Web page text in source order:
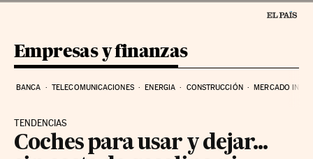
Empresas y finanzas
BANCA TELECOMUNICACIONES ENERGIA CONSTRUCCIÓN MERCADO
TENDENCIAS
Coches para usar y dejar...